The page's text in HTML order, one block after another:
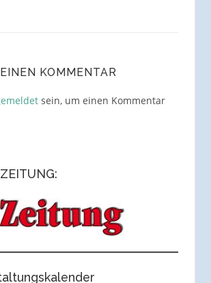
KOMMENTAR
sein, um einen Kommentar